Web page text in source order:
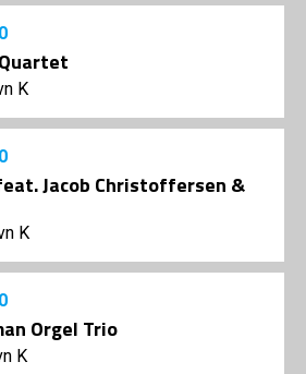
K
Jacob Christoffersen &
K
Orgel Trio
K